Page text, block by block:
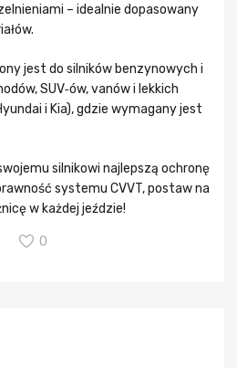
– idealnie dopasowany
jest do silników benzynowych i
SUV‑ów, vanów i lekkich
i Kia), gdzie wymagany jest
silnikowi najlepszą ochronę
systemu CVVT, postaw na
w każdej jeździe!
0